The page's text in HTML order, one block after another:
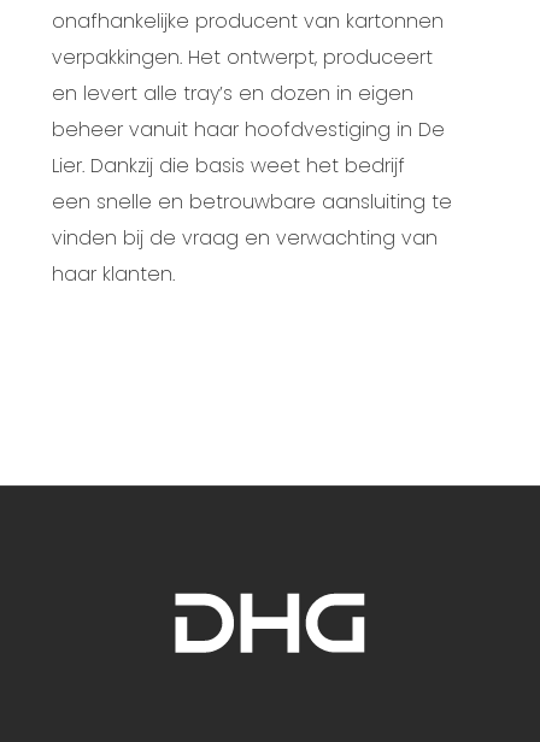
onafhankelijke producent van kartonnen
verpakkingen. Het ontwerpt, produceert
en levert alle tray’s en dozen in eigen
beheer vanuit haar hoofdvestiging in De
Lier. Dankzij die basis weet het bedrijf
een snelle en betrouwbare aansluiting te
vinden bij de vraag en verwachting van
haar klanten.